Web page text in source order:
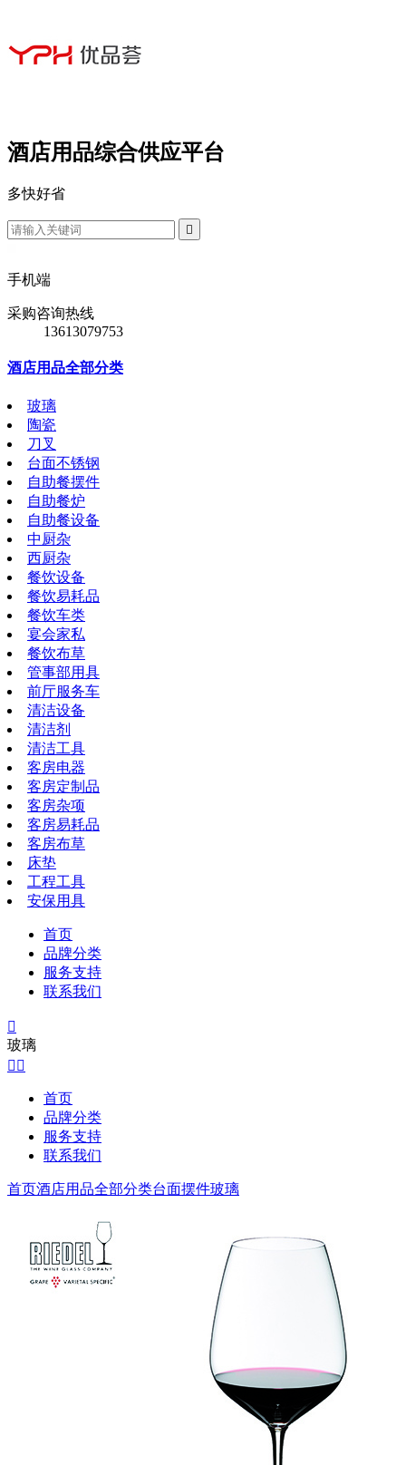
酒店用品综合供应平台
多快好省

手机端
采购咨询热线
13613079753
酒店用品全部分类
玻璃
陶瓷
刀叉
台面不锈钢
自助餐摆件
自助餐炉
自助餐设备
中厨杂
西厨杂
餐饮设备
餐饮易耗品
餐饮车类
宴会家私
餐饮布草
管事部用具
前厅服务车
清洁设备
清洁剂
清洁工具
客房电器
客房定制品
客房杂项
客房易耗品
客房布草
床垫
工程工具
安保用具
首页
品牌分类
服务支持
联系我们

玻璃
 
首页
品牌分类
服务支持
联系我们
首页酒店用品全部分类台面摆件玻璃